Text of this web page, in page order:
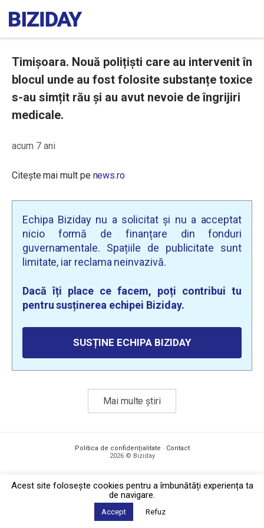
Timișoara. Nouă polițiști care au intervenit în
blocul unde au fost folosite substanțe toxice
s-au simțit rău și au avut nevoie de îngrijiri
medicale.
acum 7 ani
Citește mai mult pe news.ro
Echipa Biziday nu a solicitat și nu a acceptat
nicio formă de finanțare din fonduri
guvernamentale. Spațiile de publicitate sunt
limitate, iar reclama neinvazivă.
Dacă îți place ce facem, poți contribui tu
pentru susținerea echipei Biziday.
SUSȚINE ECHIPA BIZIDAY
Mai multe știri
Politica de confidențialitate · Contact
2026 © Biziday
Acest site foloseşte cookies pentru a îmbunătăți experiența ta
de navigare.
Accept Refuz